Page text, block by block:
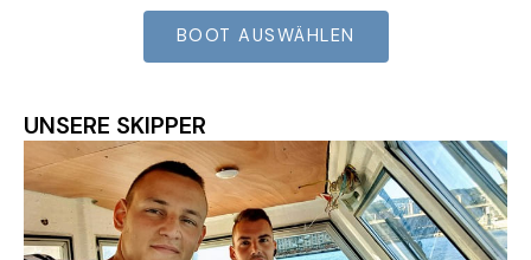
BOOT AUSWÄHLEN
UNSERE SKIPPER